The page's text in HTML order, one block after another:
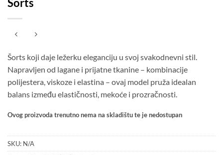
Šorts koji daje ležerku eleganciju u svoj svakodnevni stil.
Napravljen od lagane i prijatne tkanine – kombinacije
polijestera, viskoze i elastina – ovaj model pruža idealan
balans između elastičnosti, mekoće i prozračnosti.
Ovog proizvoda trenutno nema na skladištu te je nedostupan
SKU: N/A